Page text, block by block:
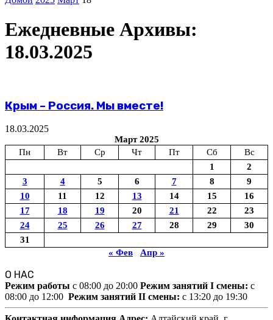
Ежедневные Архивы:
18.03.2025
Крым – Россия. Мы вместе!
18.03.2025
Март 2025
Пн
Вт Ср Чт Пт Сб
Вс
1
2
3
4 5 6 7 8
9
10
11 12 13 14 15
16
17
18 19 20 21 22
23
24
25 26 27 28 29
30
31
« Фев
Апр »
О НАС
Режим работы c 08:00 до 20:00 Режим занятий I смены: c
08:00 до 12:00 Режим занятий II смены: c 13:20 до 19:30